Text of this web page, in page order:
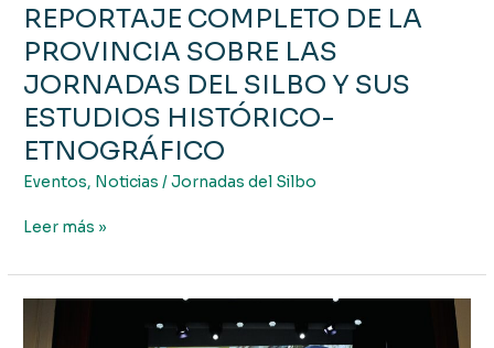
REPORTAJE COMPLETO DE LA
PROVINCIA SOBRE LAS
JORNADAS DEL SILBO Y SUS
ESTUDIOS HISTÓRICO-
ETNOGRÁFICO
Eventos, Noticias /Jornadas del Silbo
DEL
SILBO
Y
SUS
ESTUDIOS
HISTÓRICO-
ETNOGRÁFICO
Leer más »
Jornadas